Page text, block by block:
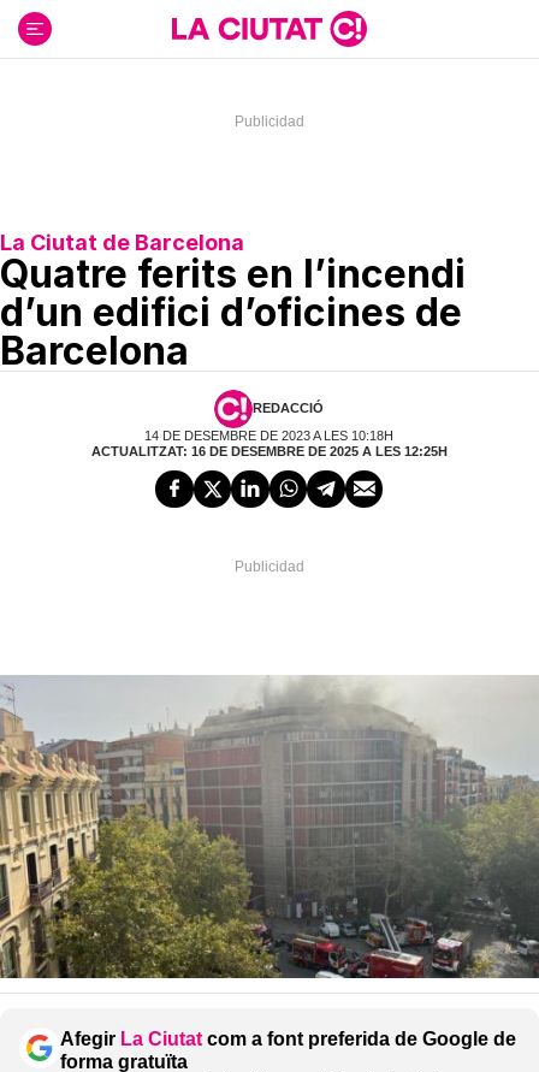
contenido
La Ciutat de Barcelona
Quatre ferits en l’incendi
d’un edifici d’oficines de
Barcelona
REDACCIÓ
14 DE DESEMBRE DE 2023 A LES 10:18H
ACTUALITZAT: 16 DE DESEMBRE DE 2025 A LES 12:25H
Afegir La Ciutat com a font preferida de Google de
forma gratuïta